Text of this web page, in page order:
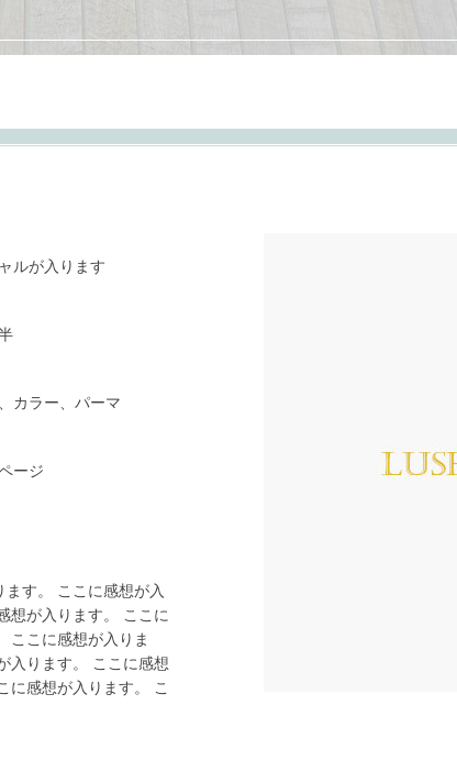
ルが入ります
カラー、パーマ
ージ
す。 ここに感想が入
想が入ります。 ここに
ここに感想が入りま
入ります。 ここに感想
に感想が入ります。 こ